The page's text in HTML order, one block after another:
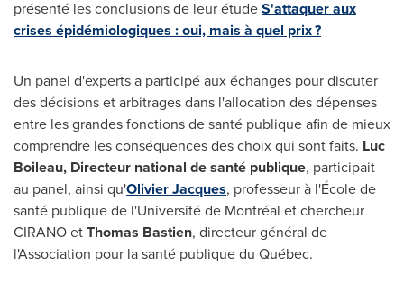
présenté les conclusions de leur étudeS'attaquer aux
crises épidémiologiques : oui, mais à quel prix ?
Un panel d'experts a participé aux échanges pour discuter
des décisions et arbitrages dans l'allocation des dépenses
entre les grandes fonctions de santé publique afin de mieux
comprendre les conséquences des choix qui sont faits. Luc
Boileau, Directeur national de santé publique, participait
au panel, ainsi qu'Olivier Jacques, professeur à l'École de
santé publique de l'Université de Montréal et chercheur
CIRANO etThomas Bastien, directeur général de
l'Association pour la santé publique du Québec.